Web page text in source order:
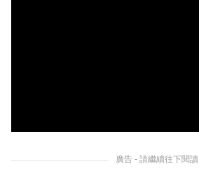
廣告 - 請繼續往下閱讀